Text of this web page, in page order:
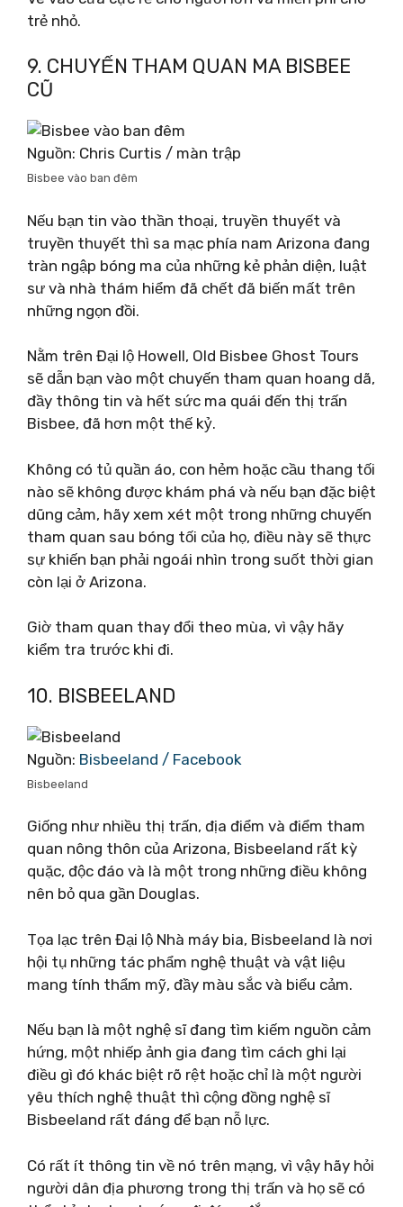
trẻ nhỏ.
9. CHUYẾN THAM QUAN MA BISBEE
CŨ
Nguồn: Chris Curtis / màn trập
Bisbee vào ban đêm
Nếu bạn tin vào thần thoại, truyền thuyết và
truyền thuyết thì sa mạc phía nam Arizona đang
tràn ngập bóng ma của những kẻ phản diện, luật
sư và nhà thám hiểm đã chết đã biến mất trên
những ngọn đồi.
Nằm trên Đại lộ Howell, Old Bisbee Ghost Tours
sẽ dẫn bạn vào một chuyến tham quan hoang dã,
đầy thông tin và hết sức ma quái đến thị trấn
Bisbee, đã hơn một thế kỷ.
Không có tủ quần áo, con hẻm hoặc cầu thang tối
nào sẽ không được khám phá và nếu bạn đặc biệt
dũng cảm, hãy xem xét một trong những chuyến
tham quan sau bóng tối của họ, điều này sẽ thực
sự khiến bạn phải ngoái nhìn trong suốt thời gian
còn lại ở Arizona.
Giờ tham quan thay đổi theo mùa, vì vậy hãy
kiểm tra trước khi đi.
10. BISBEELAND
Nguồn: Bisbeeland / Facebook
Bisbeeland
Giống như nhiều thị trấn, địa điểm và điểm tham
quan nông thôn của Arizona, Bisbeeland rất kỳ
quặc, độc đáo và là một trong những điều không
nên bỏ qua gần Douglas.
Tọa lạc trên Đại lộ Nhà máy bia, Bisbeeland là nơi
hội tụ những tác phẩm nghệ thuật và vật liệu
mang tính thẩm mỹ, đầy màu sắc và biểu cảm.
Nếu bạn là một nghệ sĩ đang tìm kiếm nguồn cảm
hứng, một nhiếp ảnh gia đang tìm cách ghi lại
điều gì đó khác biệt rõ rệt hoặc chỉ là một người
yêu thích nghệ thuật thì cộng đồng nghệ sĩ
Bisbeeland rất đáng để bạn nỗ lực.
Có rất ít thông tin về nó trên mạng, vì vậy hãy hỏi
người dân địa phương trong thị trấn và họ sẽ có